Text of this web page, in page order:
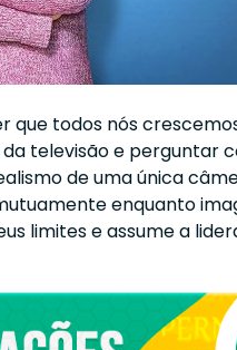
que todos nós
televisão e perguntar
de uma única
enquanto
limites e assume a